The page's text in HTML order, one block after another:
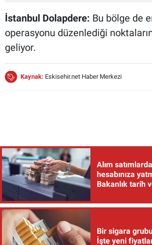
İstanbul Dolapdere: Bu bölge de
operasyonu düzenlediği
geliyor.
Kaynak: Eskisehir.net Haber Merkezi
Alım
hesabınıza
Bakanlık tarih
Bir sigara
İşte yeni